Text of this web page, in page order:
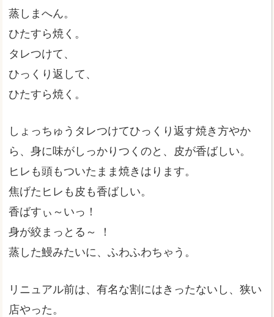
蒸しまへん。
ひたすら焼く。
タレつけて、
ひっくり返して、
ひたすら焼く。
しょっちゅうタレつけてひっくり返す焼き方やか
ら、身に味がしっかりつくのと、皮が香ばしい。
ヒレも頭もついたまま焼きはります。
焦げたヒレも皮も香ばしい。
香ばすぃ～いっ！
身が絞まっとる～ ！
蒸した鰻みたいに、ふわふわちゃう。
リニュアル前は、有名な割にはきったないし、狭い
店やった。